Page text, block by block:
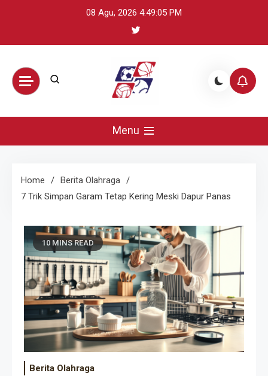
08 Agu, 2026 4:49:06 PM
BikeUniverse –
Sorotan
Olahraga
Harian,
Statistik &
Event Besar
perkembangan olahraga global: update
skor, berita atlet, preview pertandingan,
Menu
Home
Berita Olahraga
7 Trik Simpan Garam Tetap Kering Meski Dapur Panas
10 MINS READ
Berita Olahraga